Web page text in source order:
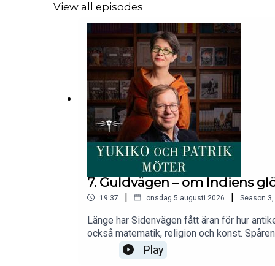
View all episodes
7. Guldvägen – om Indiens
19:37 | onsdag 5 augusti 2026 | Season 3
Länge har Sidenvägen fått äran för hur
också matematik, religion och konst.
hellenistiska lockar. Yukiko Duke och
är en bok som återupprättar Indien som
Play